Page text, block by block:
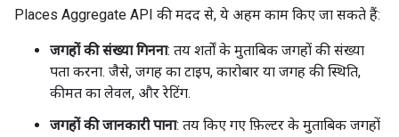
Places Aggregate API की मदद से, ये अहम काम किए जा सकते हैं:
जगहों की संख्या गिनना: तय शर्तों के मुताबिक जगहों की संख्या
पता करना. जैसे, जगह का टाइप, कारोबार या जगह की स्थिति,
कीमत का लेवल, और रेटिंग.
जगहों की जानकारी पाना: तय किए गए फ़िल्टर के मुताबिक जगहों